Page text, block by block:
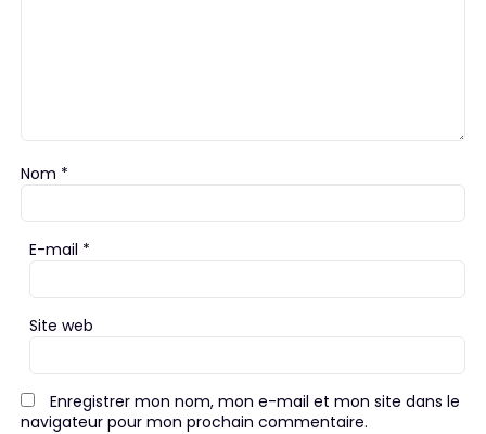
Nom *
E-mail *
Site web
Enregistrer mon nom, mon e-mail et mon site dans le
navigateur pour mon prochain commentaire.